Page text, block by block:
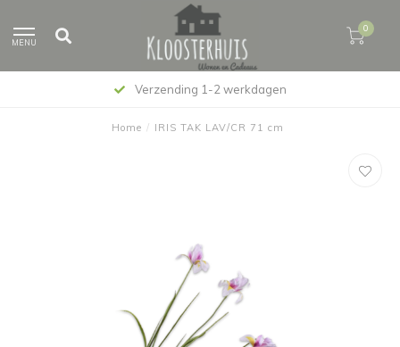
MENU
0
Verzending 1-2 werkdagen
Home / IRIS TAK LAV/CR 71 cm